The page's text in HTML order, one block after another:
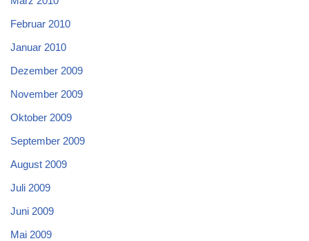
Februar 2010
Januar 2010
Dezember 2009
November 2009
Oktober 2009
September 2009
August 2009
Juli 2009
Juni 2009
Mai 2009